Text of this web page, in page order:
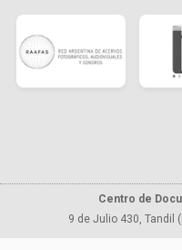
Centro de
9 de Julio 430, Tandil